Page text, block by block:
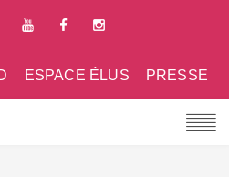
PRESSE
ESPACE ÉLUS